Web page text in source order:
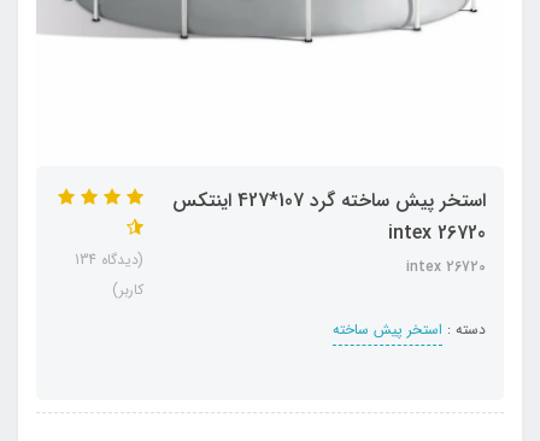
استخر پیش ساخته گرد 107*427 اینتکس
intex 26720
intex 26720
دسته : استخر پیش ساخته
(دیدگاه 134
کاربر)